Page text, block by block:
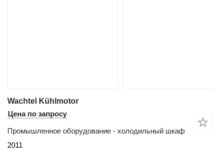
Wachtel Kühlmotor
Цена по запросу
Промышленное оборудование - холодильный шкаф
2011